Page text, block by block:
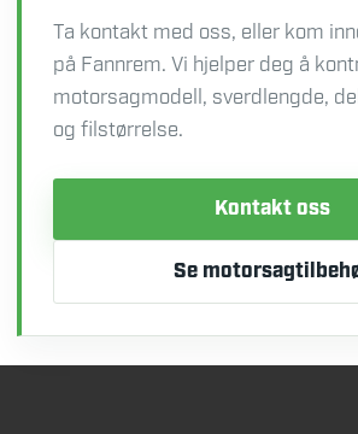
Ta kontakt med oss, eller kom
på Fannrem. Vi hjelper deg å
motorsagmodell, sverdlengde,
og filstørrelse.
Kontakt oss
Se